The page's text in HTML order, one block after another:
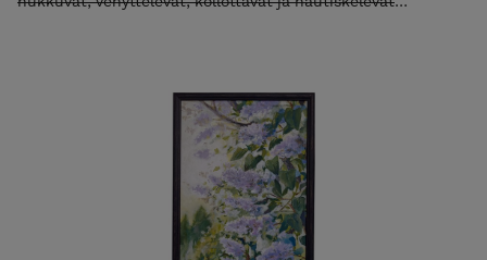
kuunnella mieltä ja kehoa, levätä ja pysähtyä nauttimaan
elämästä. Voit hankkia kalenterikortit muistutukseksi omalle
seinälle tai jääkaapin oveen tai hanki ne lahjaksi ystävälle,
jolle voit joka kuukausi lähettää ihanan yllätyksen
muistuttamaan siitä, mikä elämässä on tärkeää. Rennot
tassut 2025 -kalenterikortit sisältävät 12 kpl kortteja
erilaisin kuvituksin. Kääntöpuolella postikorttipainatus
osoiteriveineen. Postikorttikoko (148x105 mm) Painettu